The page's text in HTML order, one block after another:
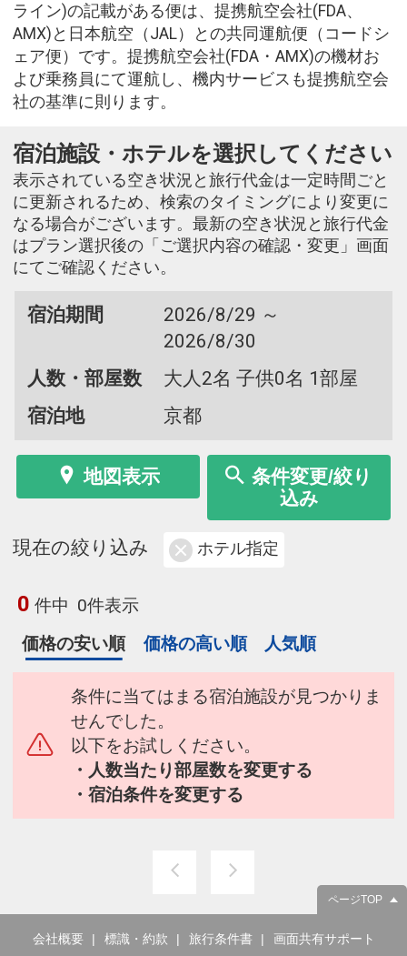
ライン)の記載がある便は、提携航空会社(FDA、
AMX)と日本航空（JAL）との共同運航便（コードシ
ェア便）です。提携航空会社(FDA・AMX)の機材お
よび乗務員にて運航し、機内サービスも提携航空会
社の基準に則ります。
宿泊施設・ホテルを選択してください
表示されている空き状況と旅行代金は一定時間ごと
に更新されるため、検索のタイミングにより変更に
なる場合がございます。最新の空き状況と旅行代金
はプラン選択後の「ご選択内容の確認・変更」画面
にてご確認ください。
宿泊期間
2026/8/29 ～
2026/8/30
人数・部屋数
大人2名 子供0名 1部屋
宿泊地
京都
地図表示
条件変更/絞り
込み
現在の絞り込み ホテル指定
0 件中 0件表示
価格の安い順
価格の高い順 人気順
条件に当てはまる宿泊施設が見つかりま
せんでした。
以下をお試しください。
・人数当たり部屋数を変更する
・宿泊条件を変更する
ページTOP
会社概要 標識・約款 旅行条件書 画面共有サポート